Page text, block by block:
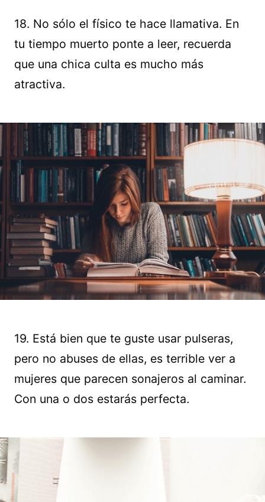
18. No sólo el físico te hace llamativa. En
tu tiempo muerto ponte a leer, recuerda
que una chica culta es mucho más
atractiva.
19. Está bien que te guste usar pulseras,
pero no abuses de ellas, es terrible ver a
mujeres que parecen sonajeros al caminar.
Con una o dos estarás perfecta.